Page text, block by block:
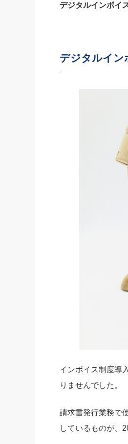
デジタルインボイ
デジタルイン
インボイス制度導
りませんでした。
請求書発行業務で
しているものが、